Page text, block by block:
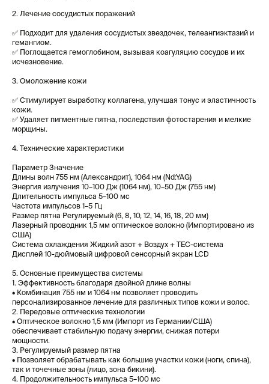
2. Лечение сосудистых поражений
✅ Подходит для удаления сосудистых звездочек, телеангиэктазий и
гемангиом.
✅ Поглощается гемоглобином, вызывая коагуляцию сосудов и их
исчезновение.
3. Омоложение кожи
✅ Стимулирует выработку коллагена, улучшая тонус и эластичность
кожи.
✅ Удаляет пигментные пятна, последствия фотостарения и мелкие
морщины.
4. Технические характеристики
Параметр Значение
Длины волн 755 нм (Александрит), 1064 нм (Nd:YAG)
Энергия излучения 10–100 Дж (1064 нм), 10–50 Дж (755 нм)
Длительность импульса 5–100 мс
Частота импульсов 1–5 Гц
Размер пятна Регулируемый (6, 8, 10, 12, 14, 16, 18, 20 мм)
Лазерный проводник 1,5 мм оптическое волокно (Импортировано из
США)
Система охлаждения Жидкий азот + Воздух + TEC-система
Дисплей 10-дюймовый цифровой сенсорный экран LCD
5. Основные преимущества системы
1. Эффективность благодаря двойной длине волны
• Комбинация 755 нм и 1064 нм позволяет проводить
персонализированное лечение для различных типов кожи и волос.
2. Передовые оптические технологии
• Оптическое волокно 1,5 мм (Импорт из Германии/США)
обеспечивает стабильную подачу энергии, снижая потери
мощности.
3. Регулируемый размер пятна
• Позволяет обрабатывать как большие участки кожи (ноги, спина),
так и точечные зоны (лицо, зона бикини).
4. Продолжительность импульса 5–100 мс